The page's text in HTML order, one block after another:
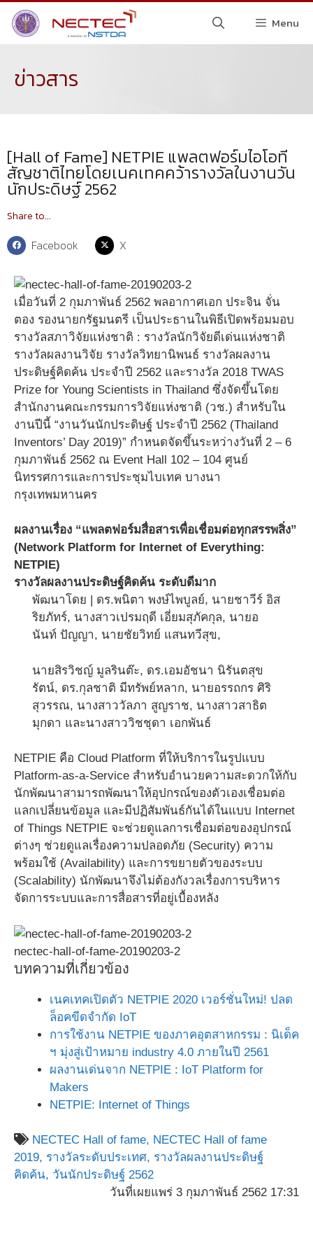
Menu
ข่าวสาร
[Hall of Fame] NETPIE แพลตฟอร์มไอโอที
สัญชาติไทยโดยเนคเทคคว้ารางวัลในงานวัน
นักประดิษฐ์ 2562
Share to...
Facebook X
เมื่อวันที่ 2 กุมภาพันธ์ 2562 พลอากาศเอก ประจิน จั่น
ตอง รองนายกรัฐมนตรี เป็นประธานในพิธีเปิดพร้อมมอบ
รางวัลสภาวิจัยแห่งชาติ : รางวัลนักวิจัยดีเด่นแห่งชาติ
รางวัลผลงานวิจัย รางวัลวิทยานิพนธ์ รางวัลผลงาน
ประดิษฐ์คิดค้น ประจำปี 2562 และรางวัล 2018 TWAS
Prize for Young Scientists in Thailand ซึ่งจัดขึ้นโดย
สำนักงานคณะกรรมการวิจัยแห่งชาติ (วช.) สำหรับใน
งานปีนี้ “งานวันนักประดิษฐ์ ประจำปี 2562 (Thailand
Inventors’ Day 2019)” กำหนดจัดขึ้นระหว่างวันที่ 2 – 6
กุมภาพันธ์ 2562 ณ Event Hall 102 – 104 ศูนย์
นิทรรศการและการประชุมไบเทค บางนา
กรุงเทพมหานคร
ผลงานเรื่อง “แพลตฟอร์มสื่อสารเพื่อเชื่อมต่อทุกสรรพสิ่ง”
(Network Platform for Internet of Everything:
NETPIE)
รางวัลผลงานประดิษฐ์คิดค้น ระดับดีมาก
พัฒนาโดย | ดร.พนิตา พงษ์ไพบูลย์, นายชาวีร์ อิส
ริยภัทร์, นางสาวเปรมฤดี เอี่ยมสุภัคกุล, นายอ
นันท์ ปัญญา, นายชัยวิทย์ แสนทวีสุข,
นายสิรวิชญ์ มูลรินต๊ะ, ดร.เอมอัชนา นิรันตสุข
รัตน์, ดร.กุลชาติ มีทรัพย์หลาก, นายอรรถกร ศิริ
สุวรรณ, นางสาววัลภา สูญราช, นางสาวสาธิต
มุกดา และนางสาววิชชุดา เอกพันธ์
NETPIE คือ Cloud Platform ที่ให้บริการในรูปแบบ
Platform-as-a-Service สำหรับอำนวยความสะดวกให้กับ
นักพัฒนาสามารถพัฒนาให้อุปกรณ์ของตัวเองเชื่อมต่อ
แลกเปลี่ยนข้อมูล และมีปฏิสัมพันธ์กันได้ในแบบ Internet
of Things NETPIE จะช่วยดูแลการเชื่อมต่อของอุปกรณ์
ต่างๆ ช่วยดูแลเรื่องความปลอดภัย (Security) ความ
พร้อมใช้ (Availability) และการขยายตัวของระบบ
(Scalability) นักพัฒนาจึงไม่ต้องกังวลเรื่องการบริหาร
จัดการระบบและการสื่อสารที่อยู่เบื้องหลัง
nectec-hall-of-fame-20190203-2
บทความที่เกี่ยวข้อง
เนคเทคเปิดตัว NETPIE 2020 เวอร์ชั่นใหม่! ปลด
ล็อคขีดจำกัด IoT
การใช้งาน NETPIE ของภาคอุตสาหกรรม : นิเด็ค
ฯ มุ่งสู่เป้าหมาย industry 4.0 ภายในปี 2561
ผลงานเด่นจาก NETPIE : IoT Platform for
Makers
NETPIE: Internet of Things
NECTEC Hall of fame, NECTEC Hall of fame
2019, รางวัลระดับประเทศ, รางวัลผลงานประดิษฐ์
คิดค้น, วันนักประดิษฐ์ 2562
วันที่เผยแพร่ 3 กุมภาพันธ์ 2562 17:31